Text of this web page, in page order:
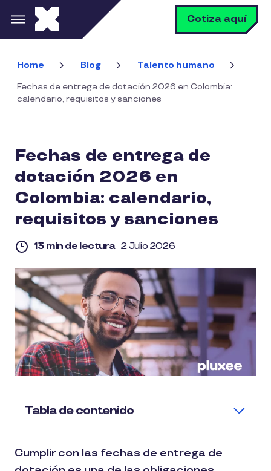
Pasar al contenido principal Cotiza aquí
Home Blog Talento humano
Fechas de entrega de dotación 2026 en Colombia:
calendario, requisitos y sanciones
Fechas de entrega de
dotación 2026 en
Colombia: calendario,
requisitos y sanciones
13 min de lectura 2 Julio 2026
Tabla de contenido
Cumplir con las fechas de entrega de